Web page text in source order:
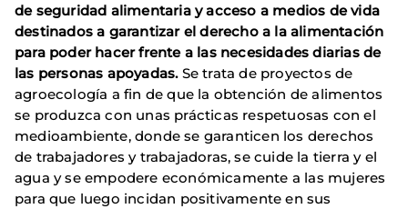
de seguridad alimentaria y acceso a medios de vida
destinados a garantizar el derecho a la alimentación
para poder hacer frente a las necesidades diarias de
las personas apoyadas.Se trata de proyectos de
agroecología a fin de que la obtención de alimentos
se produzca con unas prácticas respetuosas con el
medioambiente, donde se garanticen los derechos
de trabajadores y trabajadoras, se cuide la tierra y el
agua y se empodere económicamente a las mujeres
para que luego incidan positivamente en sus